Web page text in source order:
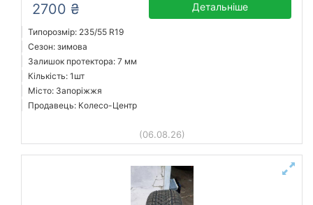
2700 ₴ Детальніше
Типорозмір: 235/55 R19
Сезон: зимова
Залишок протектора: 7 мм
Кількість: 1шт
Місто: Запоріжжя
Продавець: Колесо-Центр
(06.08.26)